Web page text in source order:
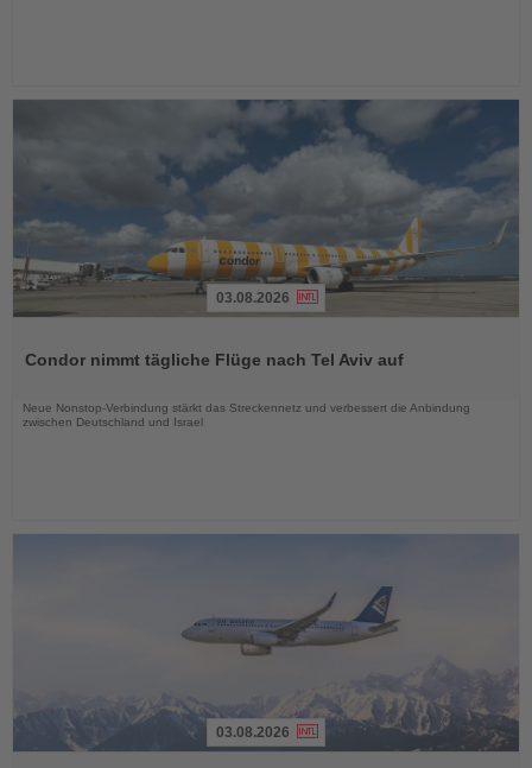
die
03.08.2026
Condor nimmt tägliche Flüge nach Tel Aviv auf
Neue Nonstop-Verbindung stärkt das Streckennetz und verbessert die Anbindung
zwischen Deutschland und Israel
03.08.2026